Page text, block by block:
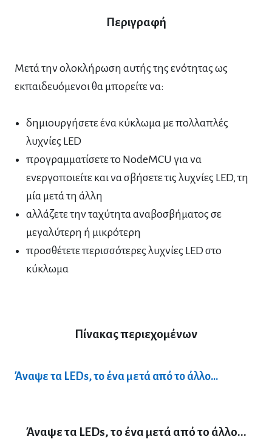
Περιγραφή
Μετά την ολοκλήρωση αυτής της ενότητας ως
εκπαιδευόμενοι θα μπορείτε να:
δημιουργήσετε ένα κύκλωμα με πολλαπλές
λυχνίες LED
προγραμματίσετε το NodeMCU για να
ενεργοποιείτε και να σβήσετε τις λυχνίες LED, τη
μία μετά τη άλλη
αλλάζετε την ταχύτητα αναβοσβήματος σε
μεγαλύτερη ή μικρότερη
προσθέτετε περισσότερες λυχνίες LED στο
κύκλωμα
Πίνακας περιεχομένων
Άναψε τα LEDs, το ένα μετά από το άλλο...
Άναψε τα LEDs, το ένα μετά από το άλλο...